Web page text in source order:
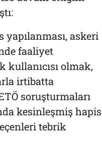
askeri
faaliyet
olmak,
irtibatta
soruşturmaları
kesinleşmiş hapis
tebrik